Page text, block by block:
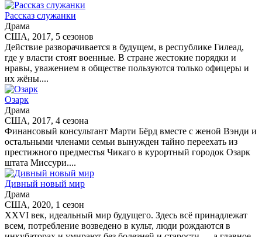
Рассказ служанки
Драма
США, 2017, 5 сезонов
Действие разворачивается в будущем, в республике Гилеад,
где у власти стоят военные. В стране жестокие порядки и
нравы, уважением в обществе пользуются только офицеры и
их жёны....
Озарк
Драма
США, 2017, 4 сезона
Финансовый консультант Марти Бёрд вместе с женой Вэнди и
остальными членами семьи вынужден тайно переехать из
престижного предместья Чикаго в курортный городок Озарк
штата Миссури....
Дивный новый мир
Драма
США, 2020, 1 сезон
XXVI век, идеальный мир будущего. Здесь всё принадлежат
всем, потребление возведено в культ, люди рождаются в